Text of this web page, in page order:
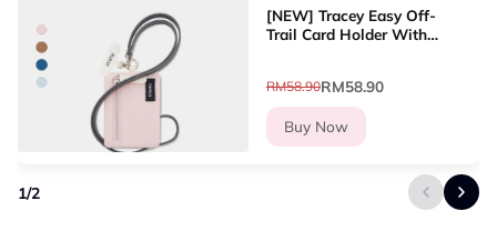
[NEW] Tracey Easy Off-
Trail Card Holder With
RM58.90RM58.90
Buy Now
1/2